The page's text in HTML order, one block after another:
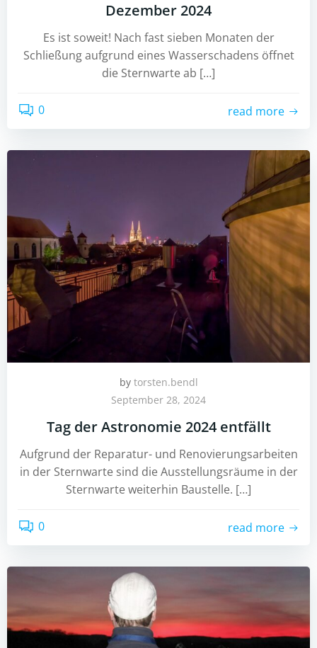
Dezember 2024
Es ist soweit! Nach fast sieben Monaten der
Schließung aufgrund eines Wasserschadens öffnet
die Sternwarte ab […]
0 read more
by torsten.bendl
September 28, 2024
Tag der Astronomie 2024 entfällt
Aufgrund der Reparatur- und Renovierungsarbeiten
in der Sternwarte sind die Ausstellungsräume in der
Sternwarte weiterhin Baustelle. […]
0 read more